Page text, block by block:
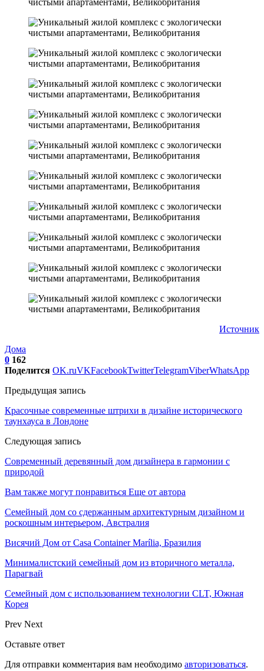
Источник
Дома
0 162
Поделится OK.ruVKFacebookTwitterTelegramViberWhatsApp
Предыдущая запись
Красочные современные штрихи в дизайне исторического
таунхауса в Лондоне
Следующая запись
Современный деревянный дом дизайнера в гармонии с
природой
Вам также могут понравиться Еще от автора
Семейный дом со сдержанным архитектурным дизайном и
роскошным интерьером, Австралия
Висячий Дом от Casa Container Marília, Бразилия
Минималистский семейный дом из вторичного металла,
Парагвай
Семейный дом с использованием технологии CLT, Южная
Корея
Prev Next
Оставьте ответ
Для отправки комментария вам необходимо авторизоваться.